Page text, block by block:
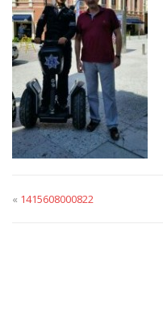
« 1415608000822